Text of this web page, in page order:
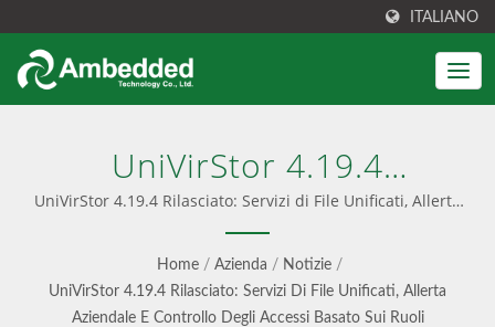
ITALIANO
UniVirStor 4.19.4
Rilasciato: Servizi Di File
Unificati, Allerta Aziendale
E Controllo Degli Accessi
UniVirStor 4.19.4 Rilasciato: Servizi di File Unificati, Allerta
Aziendale e Controllo degli Accessi Basato sui Ruoli |
Interfaccia di gestione Ceph facile da usare
Home / Azienda / Notizie /
UniVirStor 4.19.4 Rilasciato: Servizi Di File Unificati, Allerta
Aziendale E Controllo Degli Accessi Basato Sui Ruoli